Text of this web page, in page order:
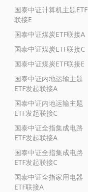
国泰中证计算机主题ETF
联接E
国泰中证煤炭ETF联接A
国泰中证煤炭ETF联接C
国泰中证煤炭ETF联接E
国泰中证内地运输主题
ETF发起联接A
国泰中证内地运输主题
ETF发起联接C
国泰中证全指集成电路
ETF发起联接A
国泰中证全指集成电路
ETF发起联接C
国泰中证全指家用电器
ETF联接A